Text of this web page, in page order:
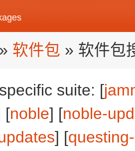
» 软件包 » 软件包
suite: [
[noble] [noble-
] [